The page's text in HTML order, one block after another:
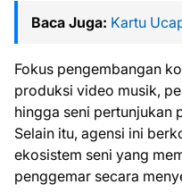
Baca Juga: Kartu
Fokus pengembangan
produksi video musik,
hingga seni pertunjukan
Selain itu, agensi ini
ekosistem seni yang
penggemar secara